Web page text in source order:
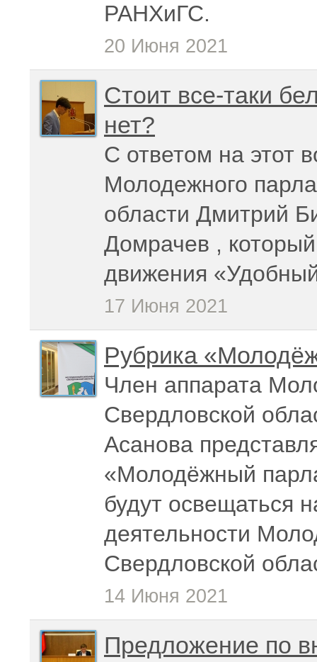
РАНХиГС.
20 Июня 2021
Стоит все-таки
нет?
С ответом на этот
Молодежного
области Дмитрий
Домрачев ,
движения «
17 Июня 2021
Рубрика
Член аппарата
Свердловской
Асанова
«Молодёжный
будут освещаться
деятельности
Свердловской
14 Июня 2021
Предложение по